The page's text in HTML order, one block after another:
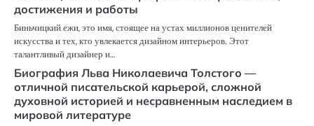
достижения и работы
Биньчицкий ежи, это имя, стоящее на устах миллионов ценителей
искусства и тех, кто увлекается дизайном интерьеров. Этот
талантливый дизайнер и…
Биография Льва Николаевича Толстого —
отличной писательской карьерой, сложной
духовной историей и несравненным наследием в
мировой литературе